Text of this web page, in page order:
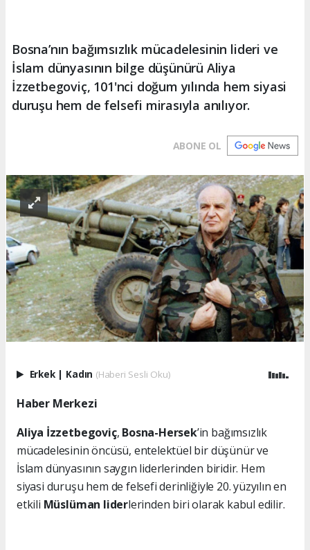
Bosna’nın bağımsızlık mücadelesinin lideri ve
İslam dünyasının bilge düşünürü Aliya
İzzetbegoviç, 101'nci doğum yılında hem siyasi
duruşu hem de felsefi mirasıyla anılıyor.
ABONE OL
Erkek Kadın (Haberi Sesli Oku)
Haber Merkezi
Aliya İzzetbegoviç, Bosna-Hersek’in bağımsızlık
mücadelesinin öncüsü, entelektüel bir düşünür ve
İslam dünyasının saygın liderlerinden biridir. Hem
siyasi duruşu hem de felsefi derinliğiyle 20. yüzyılın en
etkili Müslüman liderlerinden biri olarak kabul edilir.